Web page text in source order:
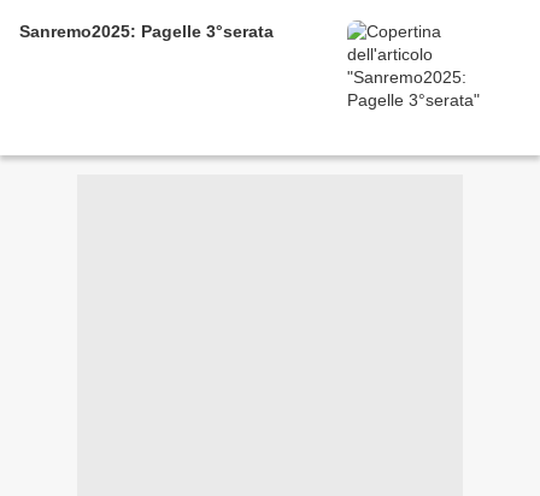
Sanremo2025: Pagelle 3°serata